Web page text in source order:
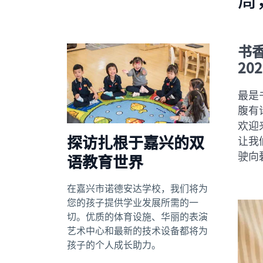
探访扎根于嘉兴的双
语教育世界
在嘉兴市诺德安达学校，我们将为
您的孩子提供学业发展所需的一
切。优质的体育设施、华丽的表演
艺术中心和最新的技术设备都将为
孩子的个人成长助力。
书
最是
腹有
欢迎
让我
驶向